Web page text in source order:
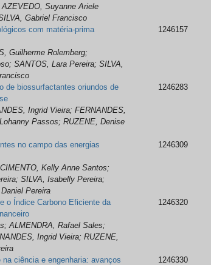
Suyanne Ariele
Gabriel Francisco
com matéria-prima
Guilherme Rolemberg;
SANTOS, Lara Pereira; SILVA,
1246157
de biossurfactantes oriundos de
Ingrid Vieira; FERNANDES,
Passos; RUZENE, Denise
1246283
no campo das energias
Kelly Anne Santos;
SILVA, Isabelly Pereira;
Pereira
1246309
o Índice Carbono Eficiente da
ALMENDRA, Rafael Sales;
Ingrid Vieira; RUZENE,
1246320
ciência e engenharia: avanços
1246330